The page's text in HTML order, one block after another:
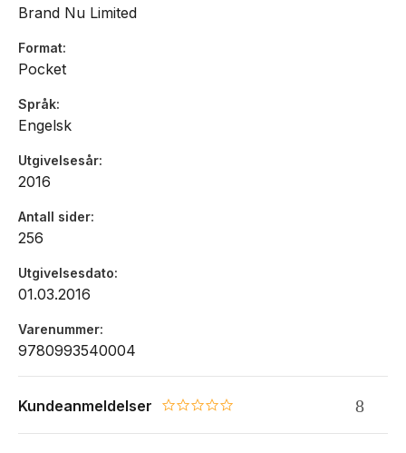
Brand Nu Limited
Format
Pocket
Språk
Engelsk
Utgivelsesår
2016
Antall sider
256
Utgivelsesdato
01.03.2016
Varenummer
9780993540004
Kundeanmeldelser 0.0 star rating